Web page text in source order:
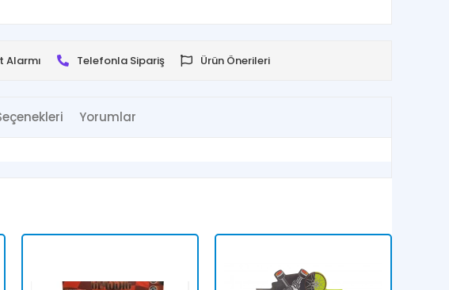
Alarmı Telefonla Sipariş Ürün Önerileri
Yorumlar